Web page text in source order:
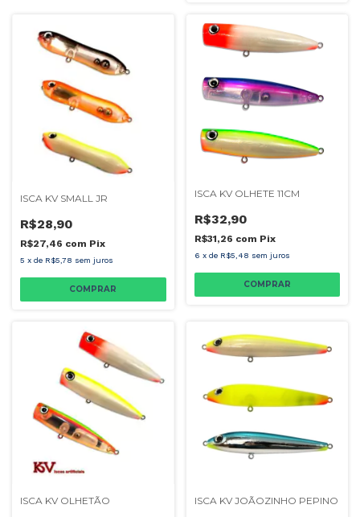
ISCA KV SMALL JR
R$28,90
R$27,46 com Pix
5 x de R$5,78 sem juros
COMPRAR
ISCA KV OLHETE 11CM
R$32,90
R$31,26 com Pix
6 x de R$5,48 sem juros
COMPRAR
ISCA KV OLHETÃO ISCA KV JOÃOZINHO PEPINO